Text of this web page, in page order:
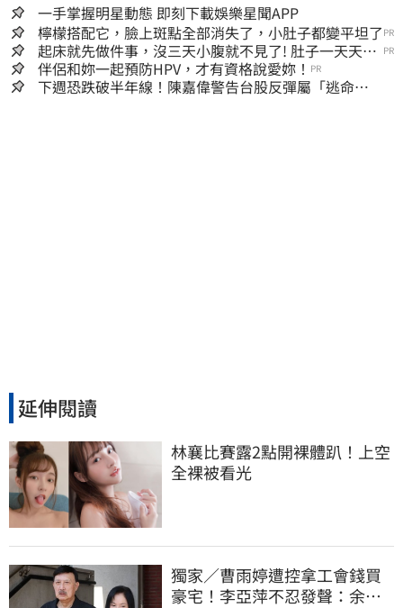
一手掌握明星動態 即刻下載娛樂星聞APP
檸檬搭配它，臉上斑點全部消失了，小肚子都變平坦了 PR
起床就先做件事，沒三天小腹就不見了! 肚子一天天變
小！
PR
伴侶和妳一起預防HPV，才有資格說愛妳！ PR
下週恐跌破半年線！陳嘉偉警告台股反彈屬「逃命
延伸閱讀
林襄比賽露2點開裸體趴！上空
全裸被看光
獨家／曹雨婷遭控拿工會錢買
豪宅！李亞萍不忍發聲：余天